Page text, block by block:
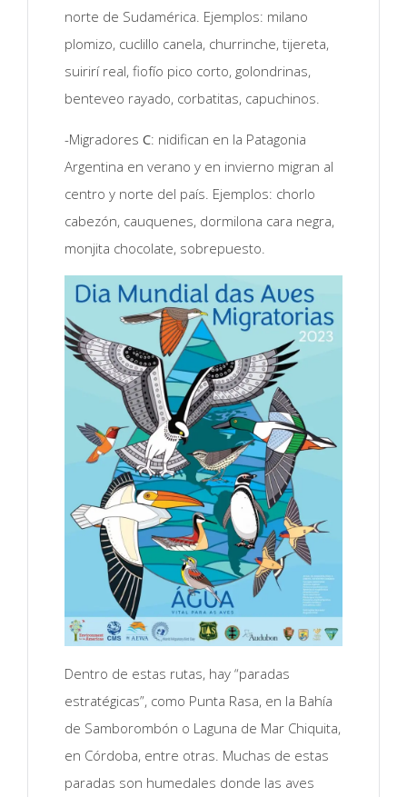
norte de Sudamérica. Ejemplos: milano
plomizo, cuclillo canela, churrinche, tijereta,
suirirí real, fiofío pico corto, golondrinas,
benteveo rayado, corbatitas, capuchinos.
-Migradores C: nidifican en la Patagonia
Argentina en verano y en invierno migran al
centro y norte del país. Ejemplos: chorlo
cabezón, cauquenes, dormilona cara negra,
monjita chocolate, sobrepuesto.
Dentro de estas rutas, hay “paradas
estratégicas”, como Punta Rasa, en la Bahía
de Samborombón o Laguna de Mar Chiquita,
en Córdoba, entre otras. Muchas de estas
paradas son humedales donde las aves